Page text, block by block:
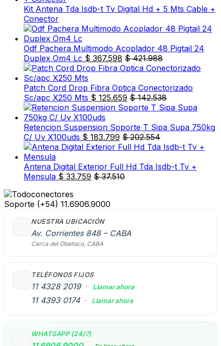
Kit Antena Tda Isdb-t Tv Digital Hd + 5 Mts Cable +
Conector
Odf Pachera Multimodo Acoplador 48 Pigtail 24
Duplex Om4 Lc $ 367.598 $421.988
Patch Cord Drop Fibra Optica Conectorizado
Sc/apc X250 Mts $ 125.659 $142.538
Retencion Suspension Soporte T Sipa Supa 750kg
C/ Uv X100uds $ 183.799 $202.554
Antena Digital Exterior Full Hd Tda Isdb-t Tv +
Mensula $ 33.759 $37.510
Soporte (+54) 11.6906.9000
NUESTRA UBICACIÓN
Av. Corrientes 848 – CABA
Cerca del Obelisco, CABA
TELÉFONOS FIJOS
11 4328 2019 · Llamar ahora
11 4393 0174 · Llamar ahora
WHATSAPP (24/7)